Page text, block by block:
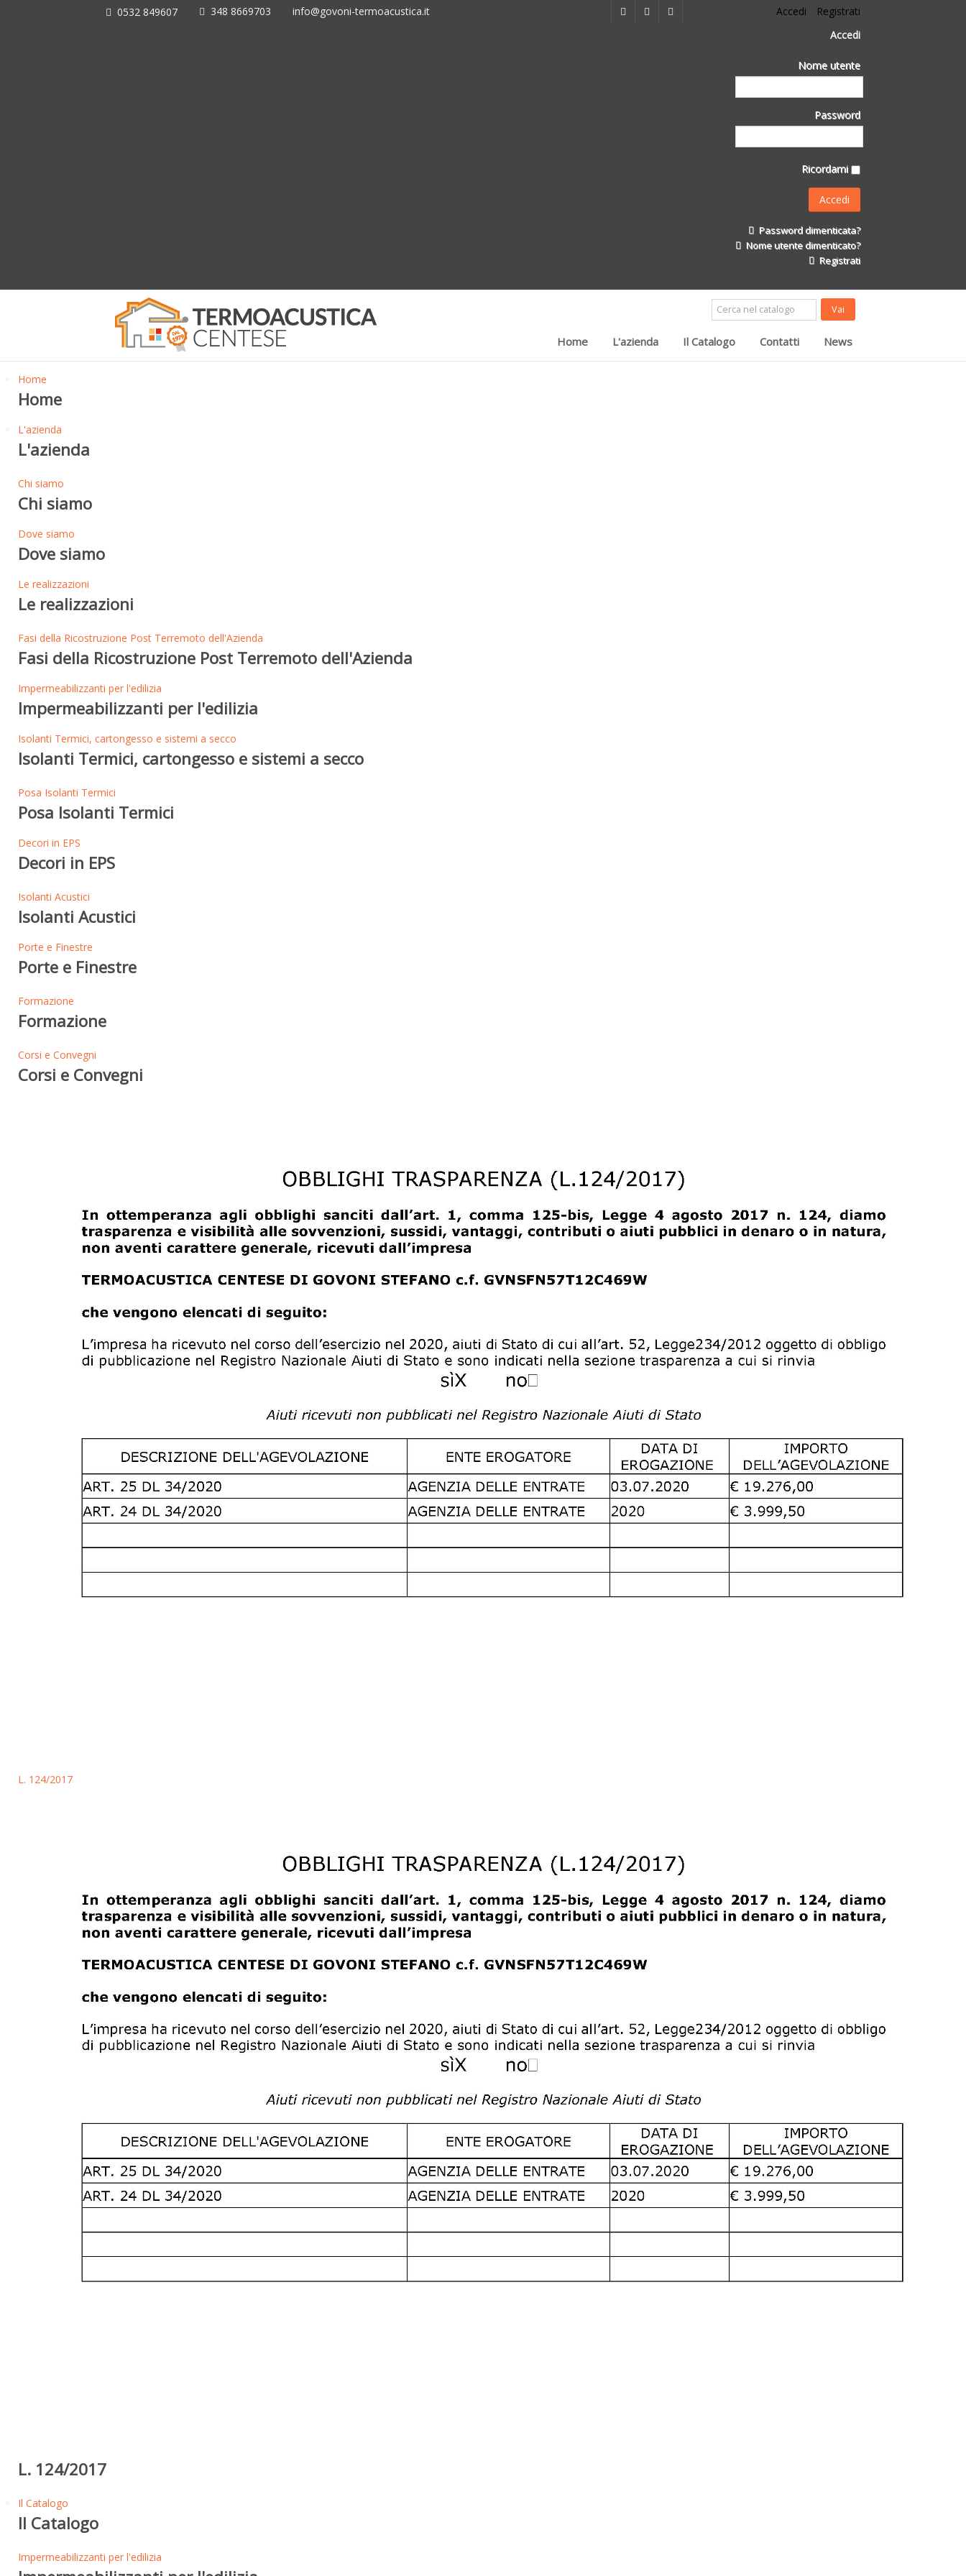
0532 849607 348 8669703 info@govoni-termoacustica.it Accedi
Registrati
Accedi
Nome utente
Password
Ricordami
Password dimenticata?
Nome utente dimenticato?
Registrati
Home L'azienda Il Catalogo Contatti News
Home
Home
L'azienda
L'azienda
Chi siamo
Chi siamo
Dove siamo
Dove siamo
Le realizzazioni
Le realizzazioni
Fasi della Ricostruzione Post Terremoto dell'Azienda
Fasi della Ricostruzione Post Terremoto dell'Azienda
Impermeabilizzanti per l'edilizia
Impermeabilizzanti per l'edilizia
Isolanti Termici, cartongesso e sistemi a secco
Isolanti Termici, cartongesso e sistemi a secco
Posa Isolanti Termici
Posa Isolanti Termici
Decori in EPS
Decori in EPS
Isolanti Acustici
Isolanti Acustici
Porte e Finestre
Porte e Finestre
Formazione
Formazione
Corsi e Convegni
Corsi e Convegni
L. 124/2017
L. 124/2017
Il Catalogo
Il Catalogo
Impermeabilizzanti per l'edilizia